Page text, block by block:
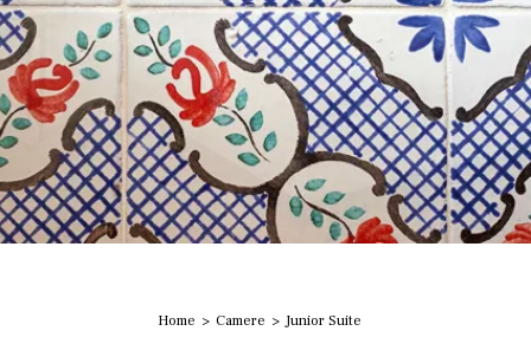
Home Camere Junior Suite